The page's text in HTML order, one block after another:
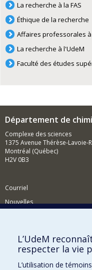
La recherche à la FAS
Éthique de la recherche
Affaires professorales à
La recherche à l'UdeM
Faculté des études
Département de
Complexe des sciences
1375 Avenue Thérèse-Lavoie-
Montréal (Québec)
H2V 0B3
Courriel
Nouvelles
Comment soutenir le
BESOIN D'AIDE?
Plan du site
L’UdeM
respecter la vie
L’utilisation de